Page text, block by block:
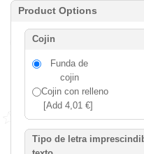
Product Options
Cojin
Funda de
cojin
Cojin con relleno
[Add 4,01 €]
Tipo de letra